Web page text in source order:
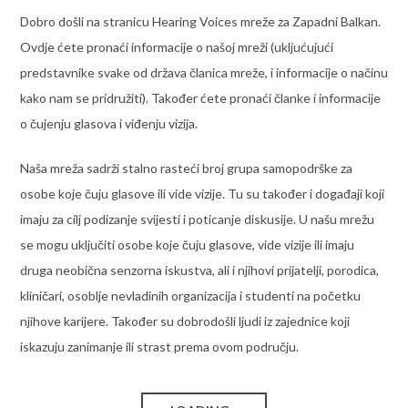
Dobro došli na stranicu Hearing Voices mreže za Zapadni Balkan.
Ovdje ćete pronaći informacije o našoj mreži (ukljućujući
predstavnike svake od država članica mreže, i informacije o načinu
kako nam se pridružiti). Također ćete pronaći članke i informacije
o čujenju glasova i viđenju vizija.
Naša mreža sadrži stalno rasteći broj grupa samopodrške za
osobe koje čuju glasove ili vide vizije. Tu su također i događaji koji
imaju za cilj podizanje svijesti i poticanje diskusije. U našu mrežu
se mogu uključiti osobe koje čuju glasove, vide vizije ili imaju
druga neobična senzorna iskustva, ali i njihovi prijatelji, porodica,
kliničari, osoblje nevladinih organizacija i studenti na početku
njihove karijere. Također su dobrodošli ljudi iz zajednice koji
iskazuju zanimanje ili strast prema ovom području.